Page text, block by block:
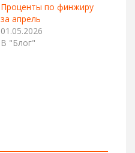
Проценты по финжиру
за апрель
01.05.2026
В "Блог"